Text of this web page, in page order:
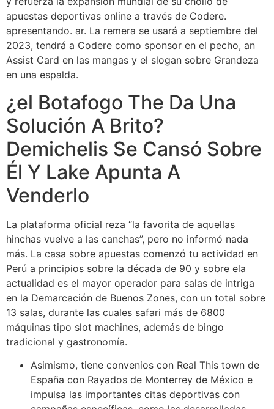
apuestas deportivas online a través de Codere.
apresentando. ar. La remera se usará a septiembre del
2023, tendrá a Codere como sponsor en el pecho, an
Assist Card en las mangas y el slogan sobre Grandeza
en una espalda.
¿el Botafogo The Da Una
Solución A Brito?
Demichelis Se Cansó Sobre
Él Y Lake Apunta A
Venderlo
La plataforma oficial reza “la favorita de aquellas
hinchas vuelve a las canchas”, pero no informó nada
más. La casa sobre apuestas comenzó tu actividad en
Perú a principios sobre la década de 90 y sobre ela
actualidad es el mayor operador para salas de intriga
en la Demarcación de Buenos Zones, con un total sobre
13 salas, durante las cuales safari más de 6800
máquinas tipo slot machines, además de bingo
tradicional y gastronomía.
Asimismo, tiene convenios con Real This town de
España con Rayados de Monterrey de México e
impulsa las importantes citas deportivas con